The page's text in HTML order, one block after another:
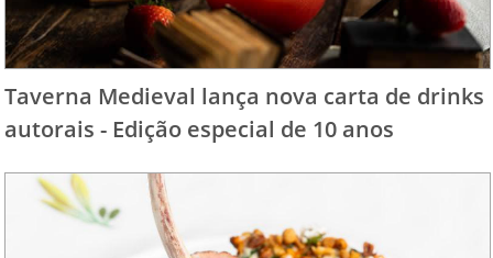
Taverna Medieval lança nova carta de drinks
autorais - Edição especial de 10 anos